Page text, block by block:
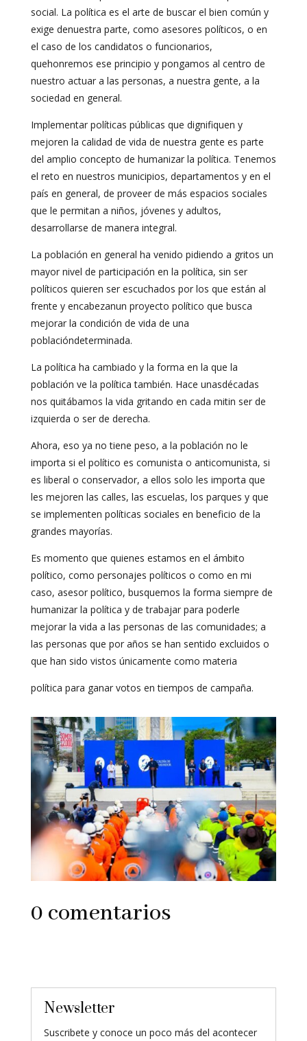
social. La política es el arte de buscar el bien común y
exige denuestra parte, como asesores políticos, o en
el caso de los candidatos o funcionarios,
quehonremos ese principio y pongamos al centro de
nuestro actuar a las personas, a nuestra gente, a la
sociedad en general.
Implementar políticas públicas que dignifiquen y
mejoren la calidad de vida de nuestra gente es parte
del amplio concepto de humanizar la política. Tenemos
el reto en nuestros municipios, departamentos y en el
país en general, de proveer de más espacios sociales
que le permitan a niños, jóvenes y adultos,
desarrollarse de manera integral.
La población en general ha venido pidiendo a gritos un
mayor nivel de participación en la política, sin ser
políticos quieren ser escuchados por los que están al
frente y encabezanun proyecto político que busca
mejorar la condición de vida de una
poblacióndeterminada.
La política ha cambiado y la forma en la que la
población ve la política también. Hace unasdécadas
nos quitábamos la vida gritando en cada mitin ser de
izquierda o ser de derecha.
Ahora, eso ya no tiene peso, a la población no le
importa si el político es comunista o anticomunista, si
es liberal o conservador, a ellos solo les importa que
les mejoren las calles, las escuelas, los parques y que
se implementen políticas sociales en beneficio de la
grandes mayorías.
Es momento que quienes estamos en el ámbito
político, como personajes políticos o como en mi
caso, asesor político, busquemos la forma siempre de
humanizar la política y de trabajar para poderle
mejorar la vida a las personas de las comunidades; a
las personas que por años se han sentido excluidos o
que han sido vistos únicamente como materia
política para ganar votos en tiempos de campaña.
0 comentarios
Newsletter
Suscribete y conoce un poco más del acontecer